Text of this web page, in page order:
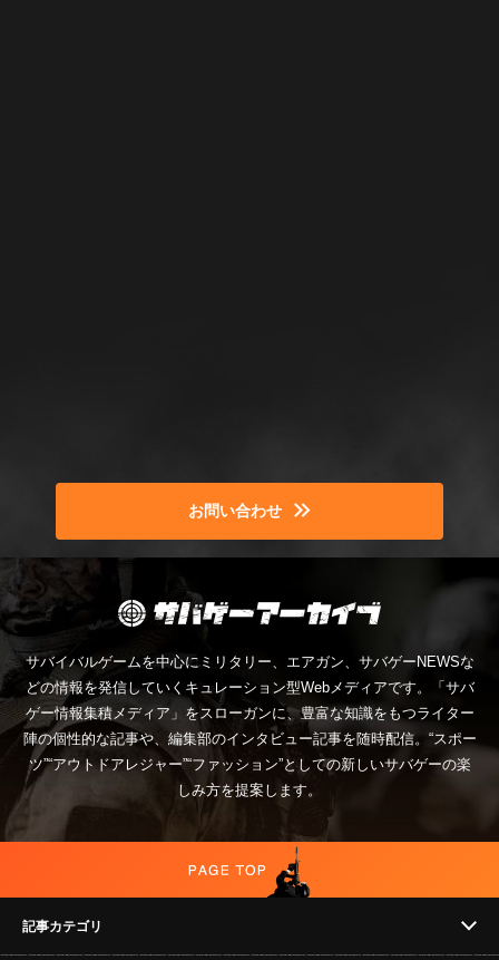
お問い合わせ
サバイバルゲームを中心にミリタリー、エアガン、サバゲーNEWSな
どの情報を発信していくキュレーション型Webメディアです。「サバ
ゲー情報集積メディア」をスローガンに、豊富な知識をもつライター
陣の個性的な記事や、編集部のインタビュー記事を随時配信。“スポー
ツ”“アウトドアレジャー”“ファッション”としての新しいサバゲーの楽
しみ方を提案します。
記事カテゴリ